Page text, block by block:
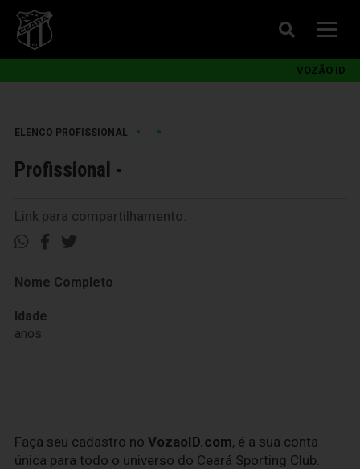
VOZÃO ID
ELENCO PROFISSIONAL • •
Profissional -
Link para compartilhamento:
Nome Completo
Idade
anos
Faça seu cadastro no VozaoID.com, é a sua conta
única para todo o universo do Ceará Sporting Club.